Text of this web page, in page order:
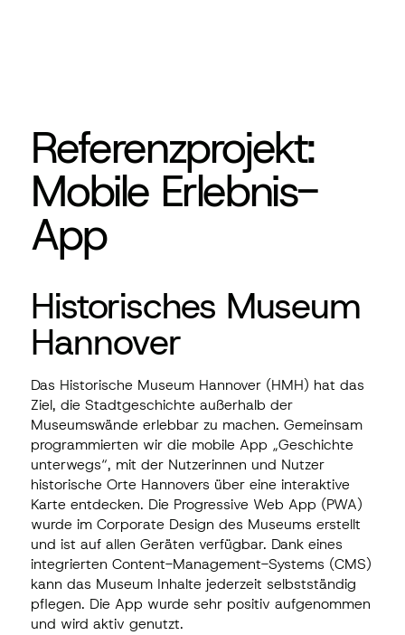
Referenzprojekt:
Mobile Erlebnis-
App
Historisches Museum
Hannover
Das Historische Museum Hannover (HMH) hat das
Ziel, die Stadtgeschichte außerhalb der
Museumswände erlebbar zu machen. Gemeinsam
programmierten wir die mobile App „Geschichte
unterwegs“, mit der Nutzerinnen und Nutzer
historische Orte Hannovers über eine interaktive
Karte entdecken. Die Progressive Web App (PWA)
wurde im Corporate Design des Museums erstellt
und ist auf allen Geräten verfügbar. Dank eines
integrierten Content-Management-Systems (CMS)
kann das Museum Inhalte jederzeit selbstständig
pflegen. Die App wurde sehr positiv aufgenommen
und wird aktiv genutzt.